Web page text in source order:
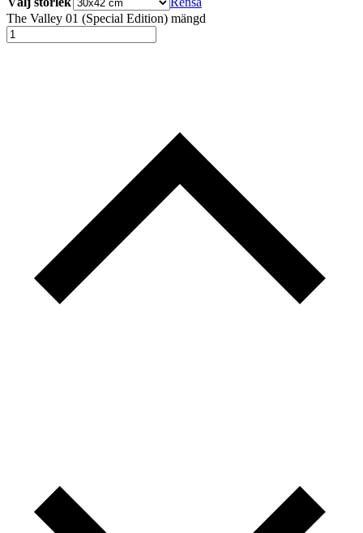
The Valley 01 (Special Edition) mängd